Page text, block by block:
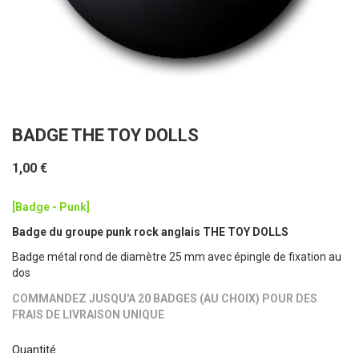
BADGE THE TOY DOLLS
1,00 €
[Badge - Punk]
Badge du groupe punk rock anglais THE TOY DOLLS
Badge métal rond de diamètre 25 mm avec épingle de fixation au
dos
COMMANDEZ JUSQU'A 20 BADGES (AU CHOIX) POUR DES
FRAIS DE LIVRAISON UNIQUE
Quantité